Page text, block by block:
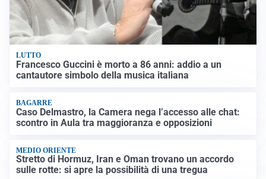
LUTTO
Francesco Guccini è morto a 86 anni: addio a un
cantautore simbolo della musica italiana
BAGARRE
Caso Delmastro, la Camera nega l’accesso alle chat:
scontro in Aula tra maggioranza e opposizioni
MEDIO ORIENTE
Stretto di Hormuz, Iran e Oman trovano un accordo
sulle rotte: si apre la possibilità di una tregua